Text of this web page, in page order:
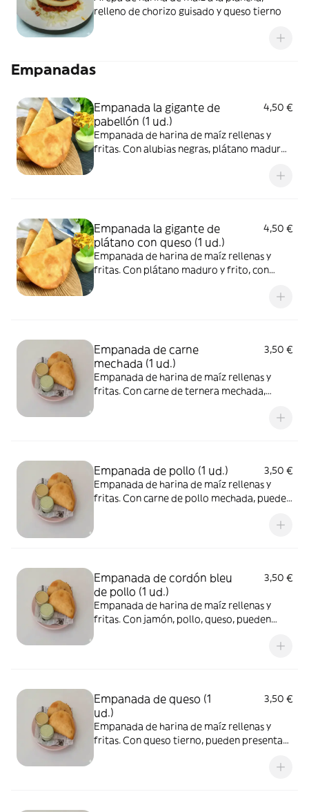
relleno de chorizo guisado y queso tierno
Empanadas
Empanada la gigante de
pabellón (1 ud.)
4,50 €
Empanada de harina de maíz rellenas y
fritas. Con alubias negras, plátano maduro
pueden presentar contaminación cruzada
Empanada la gigante de
plátano con queso (1 ud.)
4,50 €
Empanada de harina de maíz rellenas y
fritas. Con plátano maduro y frito, con
contaminación cruzada de gluten y lácteos
Empanada de carne
mechada (1 ud.)
3,50 €
Empanada de harina de maíz rellenas y
fritas. Con carne de ternera mechada,
de gluten y lácteos adquirido al momento
Empanada de pollo (1 ud.)
3,50 €
Empanada de harina de maíz rellenas y
fritas. Con carne de pollo mechada, pueden
Empanada de cordón bleu
de pollo (1 ud.)
3,50 €
Empanada de harina de maíz rellenas y
fritas. Con jamón, pollo, queso, pueden
Empanada de queso (1
ud.)
3,50 €
Empanada de harina de maíz rellenas y
fritas. Con queso tierno, pueden presentar